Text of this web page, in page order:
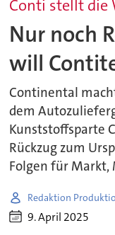
Conti stellt die
Nur noch
will
Continental
dem
Kunststoffsparte
Rückzug zum
Folgen für
Redaktion
9. April 2025